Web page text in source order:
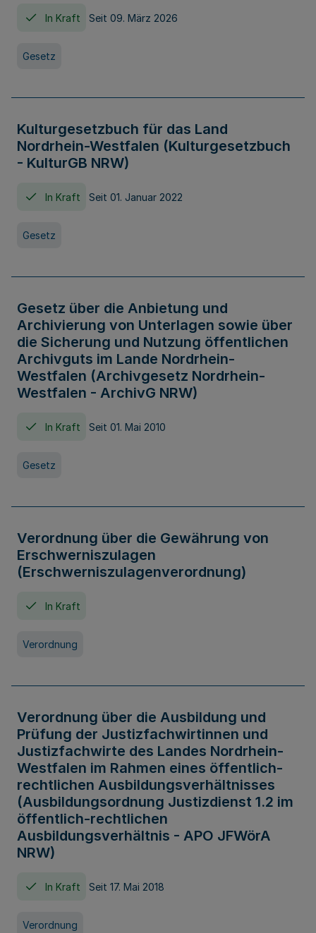
In Kraft Seit 09. März 2026
Gesetz
Kulturgesetzbuch für das Land
Nordrhein-Westfalen (Kulturgesetzbuch
- KulturGB NRW)
In Kraft Seit 01. Januar 2022
Gesetz
Gesetz über die Anbietung und
Archivierung von Unterlagen sowie über
die Sicherung und Nutzung öffentlichen
Archivguts im Lande Nordrhein-
Westfalen (Archivgesetz Nordrhein-
Westfalen - ArchivG NRW)
In Kraft Seit 01. Mai 2010
Gesetz
Verordnung über die Gewährung von
Erschwerniszulagen
(Erschwerniszulagenverordnung)
In Kraft
Verordnung
Verordnung über die Ausbildung und
Prüfung der Justizfachwirtinnen und
Justizfachwirte des Landes Nordrhein-
Westfalen im Rahmen eines öffentlich-
rechtlichen Ausbildungsverhältnisses
(Ausbildungsordnung Justizdienst 1.2 im
öffentlich-rechtlichen
Ausbildungsverhältnis - APO JFWörA
NRW)
In Kraft Seit 17. Mai 2018
Verordnung